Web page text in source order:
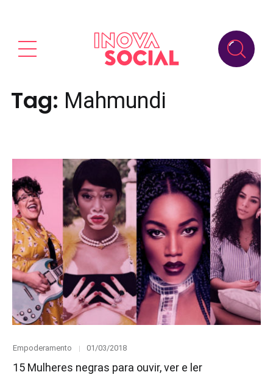
Tag: Mahmundi
Category
Empoderamento
Posted
01/03/2018
15 Mulheres negras para ouvir, ver e ler